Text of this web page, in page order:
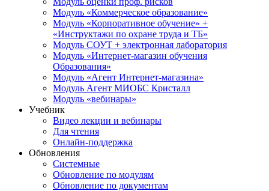
Модуль «Коммерческое образование»
Модуль «Корпоративное обучение» +
«Инструктажи по охране труда и ТБ»
Модуль СОУТ + электронная лаборатория
Модуль «Интернет-магазин обучения
Образования»
Модуль «Агент Интернет-магазина»
Модуль Агент МИОБС Кристалл
Модуль «вебинары»
Учебник
Видео лекции и вебинары
Для чтения
Онлайн-поддержка
Обновления
Системные
Обновление по модулям
Обновление по документам